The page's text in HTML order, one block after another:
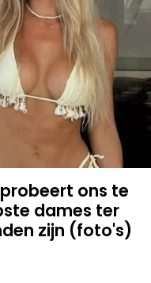
ons te
dames ter
zijn (foto's)